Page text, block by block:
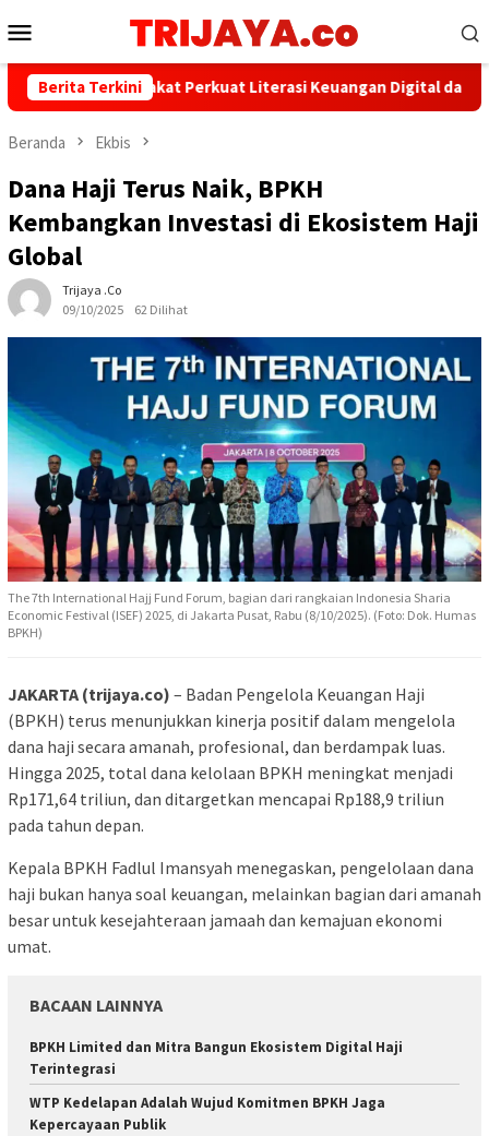
ke
Mobile
Berita Terkini
AFPI Sepakat Perkuat Literasi Keuangan Digital dan Bijak
Beranda Ekbis
Dana Haji Terus Naik, BPKH
Kembangkan Investasi di Ekosistem Haji
Global
Trijaya .co
09/10/2025
62 Dilihat
The 7th International Hajj Fund Forum, bagian dari rangkaian Indonesia Sharia
Economic Festival (ISEF) 2025, di Jakarta Pusat, Rabu (8/10/2025). (Foto: Dok. Humas
BPKH)
JAKARTA (trijaya.co) – Badan Pengelola Keuangan Haji
(BPKH) terus menunjukkan kinerja positif dalam mengelola
dana haji secara amanah, profesional, dan berdampak luas.
Hingga 2025, total dana kelolaan BPKH meningkat menjadi
Rp171,64 triliun, dan ditargetkan mencapai Rp188,9 triliun
pada tahun depan.
Kepala BPKH Fadlul Imansyah menegaskan, pengelolaan dana
haji bukan hanya soal keuangan, melainkan bagian dari amanah
besar untuk kesejahteraan jamaah dan kemajuan ekonomi
umat.
BACAAN LAINNYA
BPKH Limited dan Mitra Bangun Ekosistem Digital Haji
Terintegrasi
WTP Kedelapan Adalah Wujud Komitmen BPKH Jaga
Kepercayaan Publik